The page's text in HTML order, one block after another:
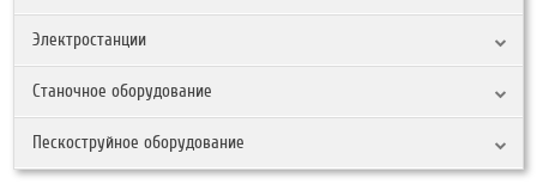
Электростанции
Станочное оборудование
Пескоструйное оборудование